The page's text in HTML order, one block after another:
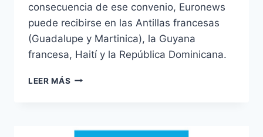
consecuencia de ese convenio, Euronews
puede recibirse en las Antillas francesas
(Guadalupe y Martinica), la Guyana
francesa, Haití y la República Dominicana.
LEER MÁS CANALSAT